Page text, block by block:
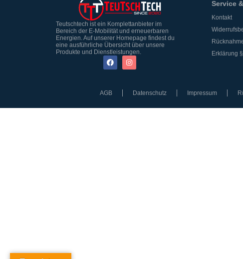
Teutschtech ist ein Komplettanbieter im
Bereich der E-Mobilität und erneuerbaren
Energien. Auf unserer Homepage findest du
eine ausführliche Übersicht über unsere
Produkte und Dienstleistungen.
Service
Kontakt
Erklärung
AGB Datenschutz Impressum